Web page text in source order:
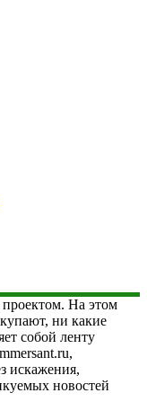
На этом
ни какие
собой ленту
искажения,
новостей